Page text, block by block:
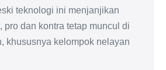
teknologi ini menjanjikan
pro dan kontra tetap muncul di
khususnya kelompok nelayan